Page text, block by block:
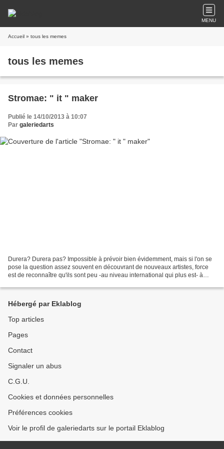
MENU
Accueil » tous les memes
tous les memes
Stromae: " it " maker
Publié le 14/10/2013 à 10:07
Par galeriedarts
Durera? Durera pas? Impossible à prévoir bien évidemment, mais si l'on se
pose la question assez souvent en découvrant de nouveaux artistes, force
est de reconnaître qu'ils sont peu -au niveau international qui plus est- à
Hébergé par Eklablog
Top articles
Pages
Contact
Signaler un abus
C.G.U.
Cookies et données personnelles
Préférences cookies
Voir le profil de galeriedarts sur le portail Eklablog